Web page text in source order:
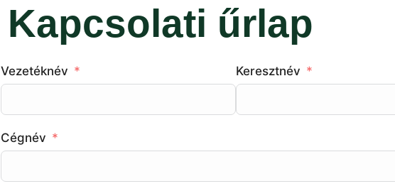
Kapcsolati űrlap
Vezetéknév Keresztnév
Cégnév